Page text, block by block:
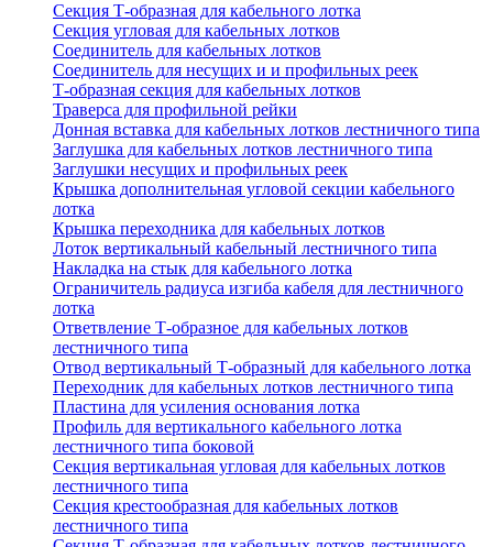
Секция Т-образная для кабельного лотка
Секция угловая для кабельных лотков
Соединитель для кабельных лотков
Соединитель для несущих и и профильных реек
Т-образная секция для кабельных лотков
Траверса для профильной рейки
Донная вставка для кабельных лотков лестничного типа
Заглушка для кабельных лотков лестничного типа
Заглушки несущих и профильных реек
Крышка дополнительная угловой секции кабельного
лотка
Крышка переходника для кабельных лотков
Лоток вертикальный кабельный лестничного типа
Накладка на стык для кабельного лотка
Ограничитель радиуса изгиба кабеля для лестничного
лотка
Ответвление Т-образное для кабельных лотков
лестничного типа
Отвод вертикальный Т-образный для кабельного лотка
Переходник для кабельных лотков лестничного типа
Пластина для усиления основания лотка
Профиль для вертикального кабельного лотка
лестничного типа боковой
Секция вертикальная угловая для кабельных лотков
лестничного типа
Секция крестообразная для кабельных лотков
лестничного типа